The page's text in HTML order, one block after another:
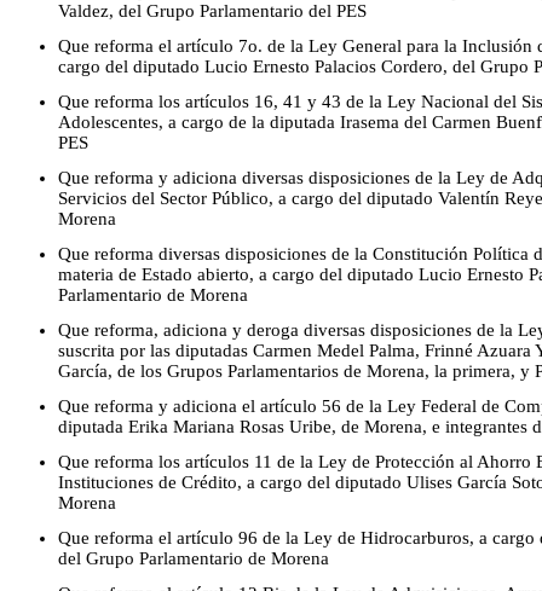
Valdez, del Grupo Parlamentario del PES
Que reforma el artículo 7o. de la Ley General para la Inclusión
cargo del diputado Lucio Ernesto Palacios Cordero, del Grupo
Que reforma los artículos 16, 41 y 43 de la Ley Nacional del
Adolescentes, a cargo de la diputada Irasema del Carmen
PES
Que reforma y adiciona diversas disposiciones de la Ley de
Servicios del Sector Público, a cargo del diputado Valentín
Morena
Que reforma diversas disposiciones de la Constitución Política
materia de Estado abierto, a cargo del diputado Lucio Ernesto
Parlamentario de Morena
Que reforma, adiciona y deroga diversas disposiciones de la
suscrita por las diputadas Carmen Medel Palma, Frinné
García, de los Grupos Parlamentarios de Morena, la primera, y
Que reforma y adiciona el artículo 56 de la Ley Federal de
diputada Erika Mariana Rosas Uribe, de Morena, e integrantes
Que reforma los artículos 11 de la Ley de Protección al Ahorro
Instituciones de Crédito, a cargo del diputado Ulises García
Morena
Que reforma el artículo 96 de la Ley de Hidrocarburos, a
del Grupo Parlamentario de Morena